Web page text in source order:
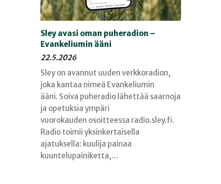
Sley avasi oman puheradion –
Evankeliumin ääni
22.5.2026
Sley on avannut uuden verkkoradion,
joka kantaa nimeä Evankeliumin
ääni. Soiva puheradio lähettää saarnoja
ja opetuksia ympäri
vuorokauden osoitteessa radio.sley.fi.
Radio toimii yksinkertaisella
ajatuksella: kuulija painaa
kuuntelupainiketta,…